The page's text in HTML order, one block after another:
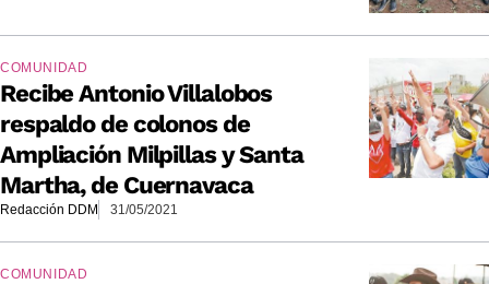
COMUNIDAD
Recibe Antonio Villalobos
respaldo de colonos de
Ampliación Milpillas y Santa
Martha, de Cuernavaca
Redacción DDM 31/05/2021
COMUNIDAD